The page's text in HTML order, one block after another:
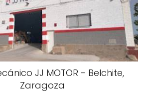
JJ MOTOR - Belchite,
Zaragoza